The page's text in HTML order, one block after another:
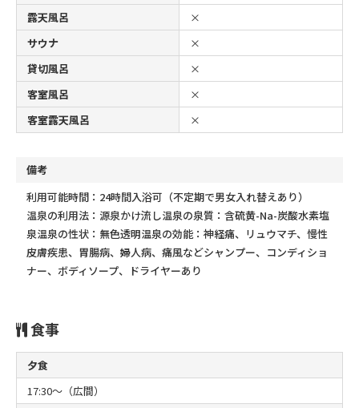
露天風呂
×
サウナ
×
貸切風呂
×
客室風呂
×
客室露天風呂
×
備考
利用可能時間：24時間入浴可（不定期で男女入れ替えあり）
温泉の利用法：源泉かけ流し温泉の泉質：含硫黄-Na-炭酸水素塩
泉温泉の性状：無色透明温泉の効能：神経痛、リュウマチ、慢性
皮膚疾患、胃腸病、婦人病、痛風などシャンプー、コンディショ
ナー、ボディソープ、ドライヤーあり
食事
夕食
17:30～（広間）